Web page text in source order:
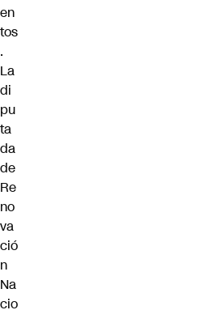
en
tos
.
La
di
pu
ta
da
de
Re
no
va
ció
n
Na
cio